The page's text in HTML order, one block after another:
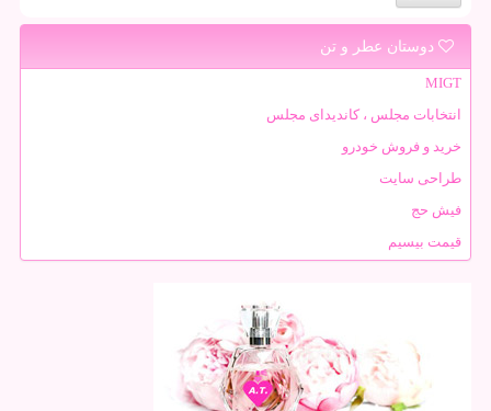
دوستان عطر و تن
MIGT
انتخابات مجلس ، کاندیدای مجلس
خرید و فروش خودرو
طراحی سایت
فیش حج
قیمت بیسیم